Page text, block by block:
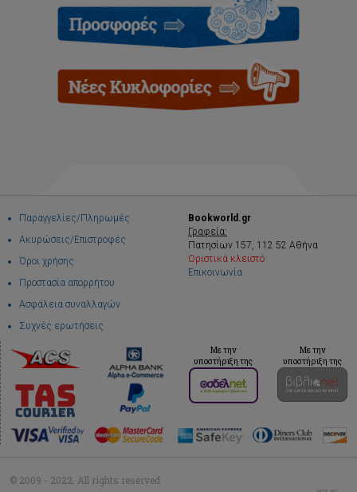
Παραγγελίες/Πληρωμές
Ακυρώσεις/Επιστροφές
Όροι χρήσης
Προστασία απορρήτου
Ασφάλεια συναλλαγών
Συχνές ερωτήσεις
Bookworld.gr
Γραφεία:
Πατησίων 157, 112 52 Αθήνα
Οριστικά κλειστό
Επικοινωνία
Με την
υποστήριξη της
Με την
υποστήριξη της
© 2009 - 2022. All rights reserved